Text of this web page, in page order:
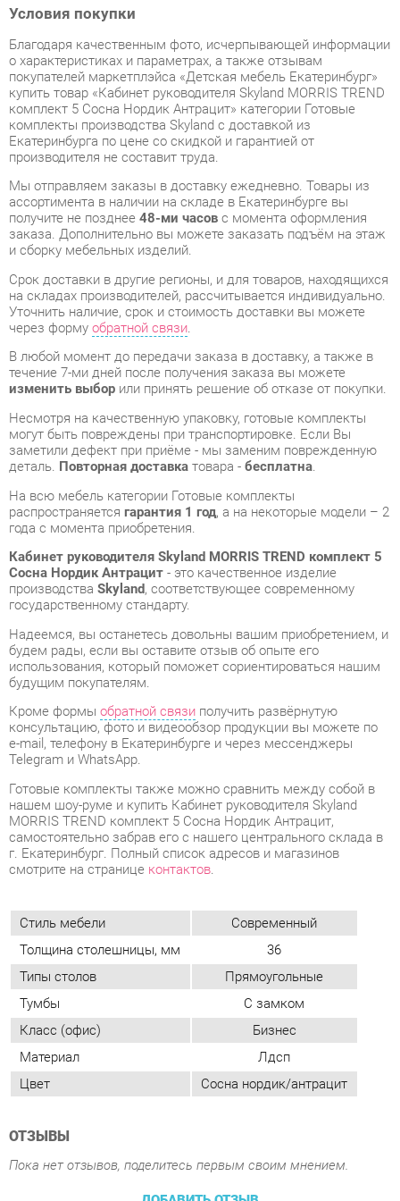
покупателей маркетплэйса «Детская мебель Екатеринбург»
купить товар «Кабинет руководителя Skyland MORRIS TREND
комплект 5 Сосна Нордик Антрацит» категории Готовые
комплекты производства Skyland с доставкой из
Екатеринбурга по цене со скидкой и гарантией от
производителя не составит труда.
Мы отправляем заказы в доставку ежедневно. Товары из
ассортимента в наличии на складе в Екатеринбурге вы
получите не позднее48-ми часовс момента оформления
заказа. Дополнительно вы можете заказать подъём на этаж
Срок доставки в другие регионы, и для товаров, находящихся
на складах производителей, рассчитывается индивидуально.
Уточнить наличие, срок и стоимость доставки вы можете
через формуобратной связи.
В любой момент до передачи заказа в доставку, а также в
течение 7-ми дней после получения заказа вы можете
изменить выборили принять решение об отказе от покупки.
Несмотря на качественную упаковку, готовые комплекты
могут быть повреждены при транспортировке. Если Вы
заметили дефект при приёме - мы заменим поврежденную
деталь.Повторная доставкатовара -бесплатна.
На всю мебель категории Готовые комплекты
распространяетсягарантия 1 год, а на некоторые модели – 2
года с момента приобретения.
Кабинет руководителя Skyland MORRIS TREND комплект 5
производстваSkyland , соответствующее современному
государственному стандарту.
будем рады, если вы оставите отзыв об опыте его
использования, который поможет сориентироваться нашим
будущим покупателям.
консультацию, фото и видеообзор продукции вы можете по
e-mail, телефону в Екатеринбурге и через мессенджеры
Telegram и WhatsApp.
Готовые комплекты также можно сравнить между собой в
нашем шоу-руме и купить Кабинет руководителя Skyland
MORRIS TREND комплект 5 Сосна Нордик Антрацит,
самостоятельно забрав его с нашего центрального склада в
г. Екатеринбург. Полный список адресов и магазинов
смотрите на странице
Стиль мебели Современный
Толщина столешницы, мм
36
Типы столов
Класс (офис)
Бизнес
Материал
Лдсп
Цвет Сосна нордик/антрацит
ОТЗЫВЫ
Пока нет отзывов, поделитесь первым своим мнением.
ДОБАВИТЬ ОТЗЫВ
ПОХОЖИЕ ТОВАРЫ